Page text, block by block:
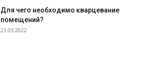
Для чего необходимо кварцевание
помещений?
23.03.2022